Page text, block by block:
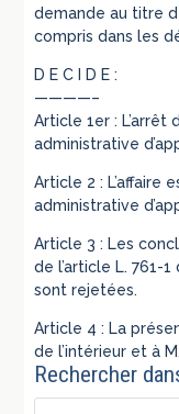
demande au titre
compris dans les
D E C I D E :
————–
Article 1er : L’arrêt
administrative
Article 2 : L’affaire
administrative
Article 3 : Les
de l’article L. 761-
sont rejetées.
Article 4 : La
de l’intérieur et à
Rechercher